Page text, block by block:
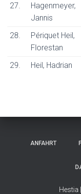
27.
Hagenmeyer,
Jannis
28.
Périquet Heil,
Florestan
29. Heil, Hadrian
ANFAHRT
Hestia